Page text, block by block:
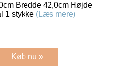
Bredde 42,0cm Højde
1 stykke (Læs mere)
Køb nu »